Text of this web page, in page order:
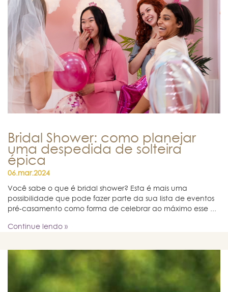
Bridal Shower: como planejar
uma despedida de solteira
épica
06.mar.2024
Você sabe o que é bridal shower? Esta é mais uma
possibilidade que pode fazer parte da sua lista de eventos
pré-casamento como forma de celebrar ao máximo esse ...
Continue lendo »